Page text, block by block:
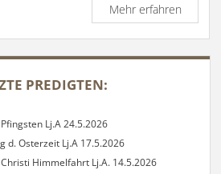
Mehr erfahrenPredigt
zum
12.
Sonntag
PREDIGTEN:
Lj.A 24.5.2026
d. Osterzeit Lj.A 17.5.2026
Himmelfahrt Lj.A. 14.5.2026